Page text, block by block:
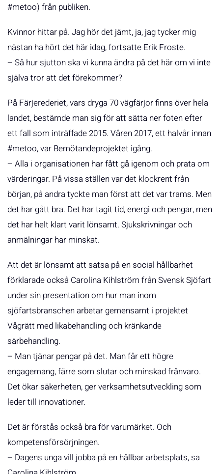
#metoo) från publiken.
Kvinnor hittar på. Jag hör det jämt, ja, jag tycker mig
nästan ha hört det här idag, fortsatte Erik Froste.
– Så hur sjutton ska vi kunna ändra på det här om vi inte
själva tror att det förekommer?
På Färjerederiet, vars dryga 70 vägfärjor finns över hela
landet, bestämde man sig för att sätta ner foten efter
ett fall som inträffade 2015. Våren 2017, ett halvår innan
#metoo, var Bemötandeprojektet igång.
– Alla i organisationen har fått gå igenom och prata om
värderingar. På vissa ställen var det klockrent från
början, på andra tyckte man först att det var trams. Men
det har gått bra. Det har tagit tid, energi och pengar, men
det har helt klart varit lönsamt. Sjukskrivningar och
anmälningar har minskat.
Att det är lönsamt att satsa på en social hållbarhet
förklarade också Carolina Kihlström från Svensk Sjöfart
under sin presentation om hur man inom
sjöfartsbranschen arbetar gemensamt i projektet
Vågrätt med likabehandling och kränkande
särbehandling.
– Man tjänar pengar på det. Man får ett högre
engagemang, färre som slutar och minskad frånvaro.
Det ökar säkerheten, ger verksamhetsutveckling som
leder till innovationer.
Det är förstås också bra för varumärket. Och
kompetensförsörjningen.
– Dagens unga vill jobba på en hållbar arbetsplats, sa